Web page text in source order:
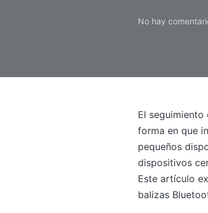
No hay
El seguimiento
forma en que
pequeños
dispositivos
Este artículo
balizas